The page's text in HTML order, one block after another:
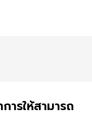
ารให้สามารถ